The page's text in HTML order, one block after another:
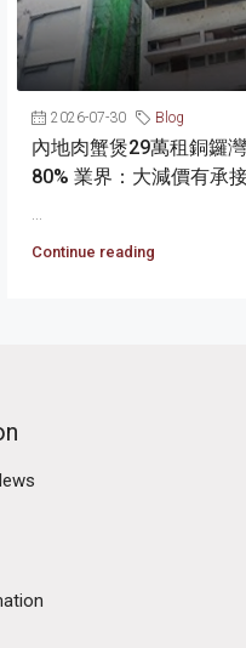
2026-07-30 Blog
內地肉蟹煲29萬租銅鑼
80% 業界：大減價有承
Continue reading